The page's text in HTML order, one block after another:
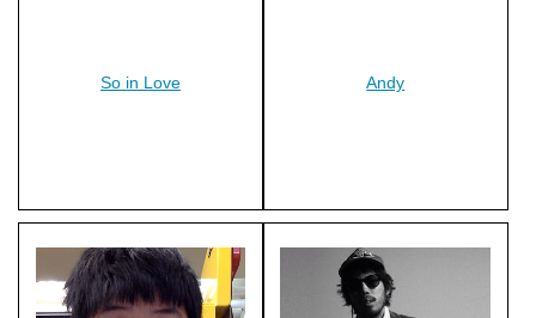
So in Love Andy